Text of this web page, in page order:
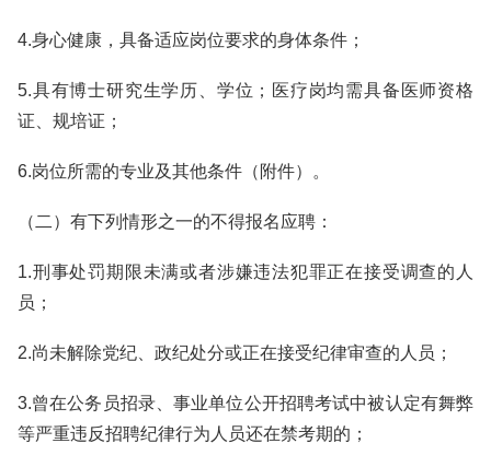
4.身心健康，具备适应岗位要求的身体条件；
5.具有博士研究生学历、学位；医疗岗均需具备医师资格
证、规培证；
6.岗位所需的专业及其他条件（附件）。
（二）有下列情形之一的不得报名应聘：
1.刑事处罚期限未满或者涉嫌违法犯罪正在接受调查的人
员；
2.尚未解除党纪、政纪处分或正在接受纪律审查的人员；
3.曾在公务员招录、事业单位公开招聘考试中被认定有舞弊
等严重违反招聘纪律行为人员还在禁考期的；